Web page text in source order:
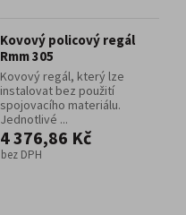
Kovový policový regál
Rmm 305
Kovový regál, který lze
instalovat bez použití
spojovacího materiálu.
Jednotlivé ...
4 376,86 Kč
bez DPH